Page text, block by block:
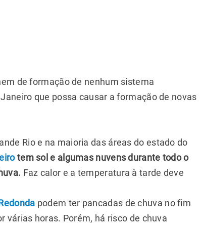
de formação de nenhum sistema
que possa causar a formação de novas
Rio e na maioria das áreas do estado do
tem sol e algumas nuvens durante todo o
Faz calor e a temperatura à tarde deve
podem ter pancadas de chuva no fim
várias horas. Porém, há risco de chuva